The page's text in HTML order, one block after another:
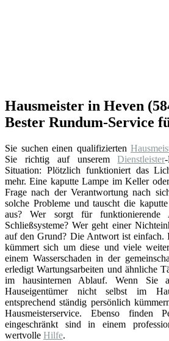
Hausmeister in Heven
Bester Rundum-Service
Sie suchen einen qualifizierten
Sie richtig auf unseremDienstleister
Situation: Plötzlich funktioniert das
mehr. Eine kaputte Lampe im Keller
Frage nach der Verantwortung nach
solche Probleme und tauscht die
aus? Wer sorgt für funktionierende
Schließsysteme? Wer geht einer
auf den Grund? Die Antwort ist einfach.
kümmert sich um diese und viele
einem Wasserschaden in der
erledigt Wartungsarbeiten und ähnliche
im hausinternen Ablauf. Wenn Sie
Hauseigentümer nicht selbst im
entsprechend ständig persönlich
Hausmeisterservice. Ebenso finden
eingeschränkt sind in einem
wertvolle Hilfe.